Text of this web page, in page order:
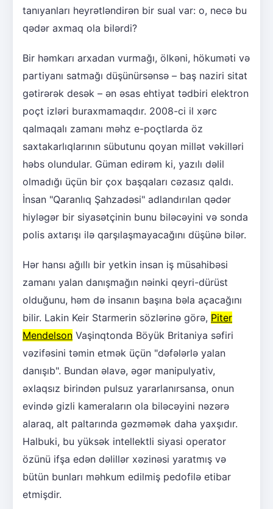
tanıyanları heyrətləndirən bir sual var: o, necə bu
qədər axmaq ola bilərdi?
Bir həmkarı arxadan vurmağı, ölkəni, hökuməti və
partiyanı satmağı düşünürsənsə – baş naziri sitat
gətirərək desək – ən əsas ehtiyat tədbiri elektron
poçt izləri buraxmamaqdır. 2008-ci il xərc
qalmaqalı zamanı məhz e-poçtlarda öz
saxtakarlıqlarının sübutunu qoyan millət vəkilləri
həbs olundular. Güman edirəm ki, yazılı dəlil
olmadığı üçün bir çox başqaları cəzasız qaldı.
İnsan "Qaranlıq Şahzadəsi" adlandırılan qədər
hiyləgər bir siyasətçinin bunu biləcəyini və sonda
polis axtarışı ilə qarşılaşmayacağını düşünə bilər.
Hər hansı ağıllı bir yetkin insan iş müsahibəsi
zamanı yalan danışmağın nəinki qeyri-dürüst
olduğunu, həm də insanın başına bəla açacağını
bilir. Lakin Keir Starmerin sözlərinə görə, Piter
Mendelson Vaşinqtonda Böyük Britaniya səfiri
vəzifəsini təmin etmək üçün "dəfələrlə yalan
danışıb". Bundan əlavə, əgər manipulyativ,
əxlaqsız birindən pulsuz yararlanırsansa, onun
evində gizli kameraların ola biləcəyini nəzərə
alaraq, alt paltarında gəzməmək daha yaxşıdır.
Halbuki, bu yüksək intellektli siyasi operator
özünü ifşa edən dəlillər xəzinəsi yaratmış və
bütün bunları məhkum edilmiş pedofilə etibar
etmişdir.